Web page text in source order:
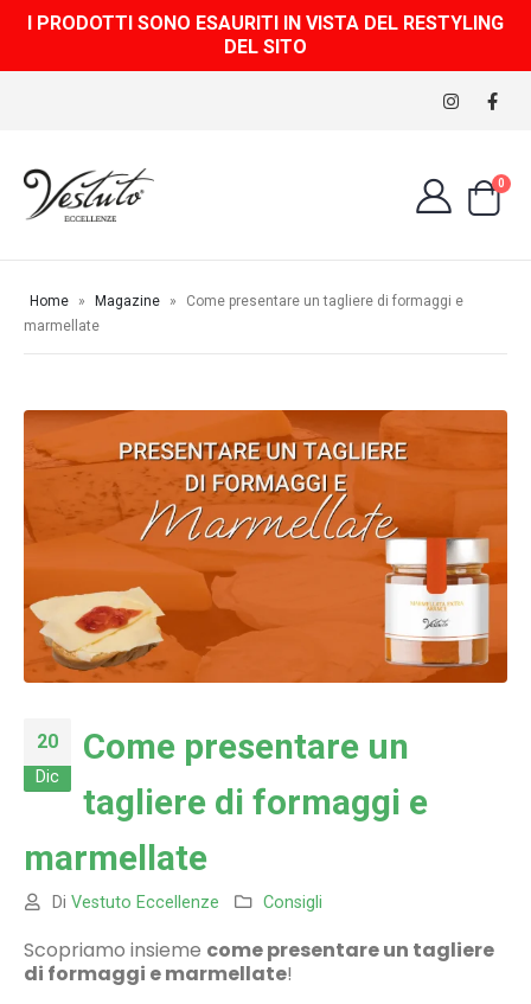
I PRODOTTI SONO ESAURITI IN VISTA DEL RESTYLING
DEL SITO
0
Home » Magazine »
Come presentare un tagliere di formaggi e
marmellate
20
Dic
Come presentare un
tagliere di formaggi e
marmellate
Di Vestuto Eccellenze Consigli
Scopriamo insieme come presentare un tagliere
di formaggi e marmellate!